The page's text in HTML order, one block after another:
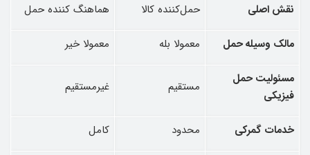
نقش اصلی
حمل‌کننده کالا هماهنگ‌ کننده حمل
مالک وسیله حمل معمولا بله معمولا خیر
مسئولیت حمل
فیزیکی
مستقیم غیرمستقیم
خدمات گمرکی محدود کامل